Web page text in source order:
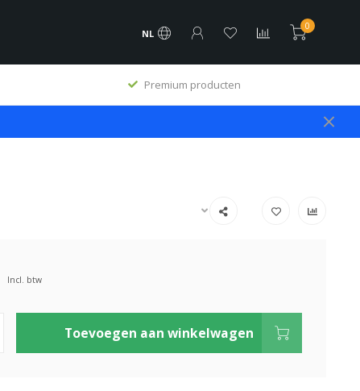
NL
0
Premium producten
Incl. btw
Toevoegen aan winkelwagen